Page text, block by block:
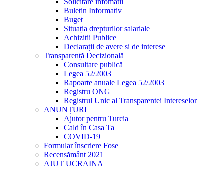
Solicitare infomatii
Buletin Informativ
Buget
Situația drepturilor salariale
Achizitii Publice
Declarații de avere si de interese
Transparență Decizională
Consultare publică
Legea 52/2003
Rapoarte anuale Legea 52/2003
Registru ONG
Registrul Unic al Transparentei Intereselor
ANUNȚURI
Ajutor pentru Turcia
Cald în Casa Ta
COVID-19
Formular înscriere Fose
Recensământ 2021
AJUT UCRAINA